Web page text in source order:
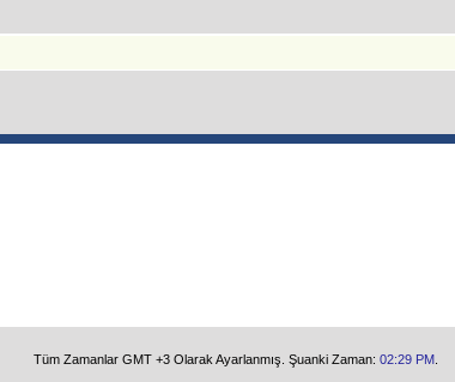
Tüm Zamanlar GMT +3 Olarak Ayarlanmış. Şuanki Zaman: 02:29 PM